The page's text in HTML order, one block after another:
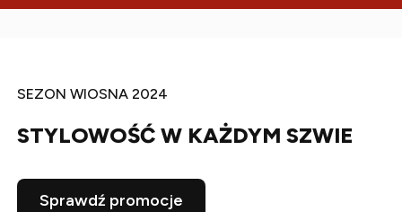
SEZON WIOSNA 2024
STYLOWOŚĆ W KAŻDYM SZWIE
Sprawdź promocje